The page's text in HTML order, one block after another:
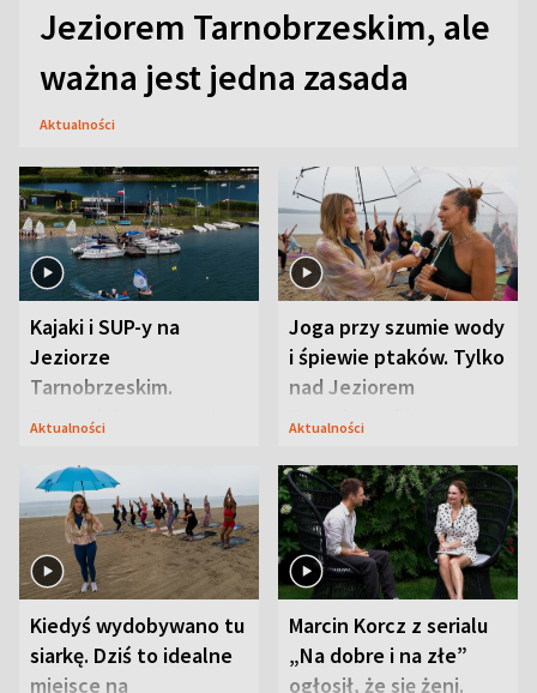
Jeziorem Tarnobrzeskim, ale
ważna jest jedna zasada
Aktualności
Kajaki i SUP-y na
Jeziorze
Tarnobrzeskim.
Przyrodnicy zwracają
Aktualności
Joga przy szumie wody
i śpiewie ptaków. Tylko
nad Jeziorem
Tarnobrzeskim
Aktualności
Kiedyś wydobywano tu
siarkę. Dziś to idealne
miejsce na
Marcin Korcz z serialu
„Na dobre i na złe”
ogłosił, że się żeni.